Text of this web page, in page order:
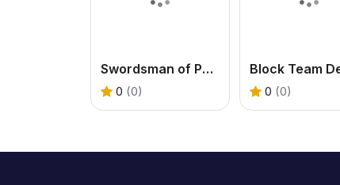
Swordsman of Persia
0 (0) 0 (0)